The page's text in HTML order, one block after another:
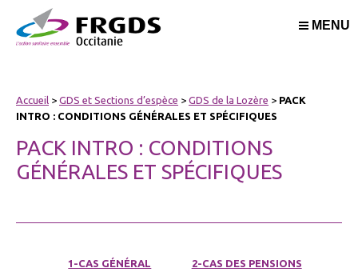
MENU
Accueil > GDS et Sections d’espèce > GDS de la Lozère > PACK
INTRO : CONDITIONS GÉNÉRALES ET SPÉCIFIQUES
PACK INTRO : CONDITIONS
GÉNÉRALES ET SPÉCIFIQUES
1-CAS GÉNÉRAL
2-CAS DES PENSIONS